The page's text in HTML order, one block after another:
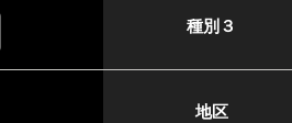
種別３
地区